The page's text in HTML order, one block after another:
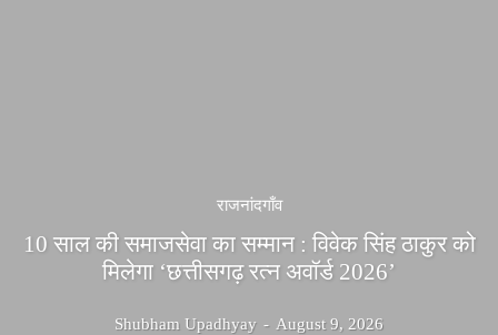
राजनांदगाँव
10 साल की समाजसेवा का सम्मान : विवेक सिंह ठाकुर को
मिलेगा ‘छत्तीसगढ़ रत्न अवॉर्ड 2026’
Shubham Upadhyay - August 9, 2026